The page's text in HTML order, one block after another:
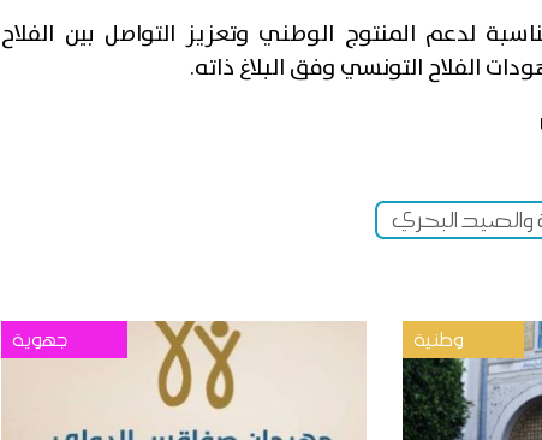
لدعم المنتوج الوطني وتعزيز التواصل بين الفلاح
الفلاح التونسي وفق البلاغ ذاته.
والصيد البحري
جهوية وطنية